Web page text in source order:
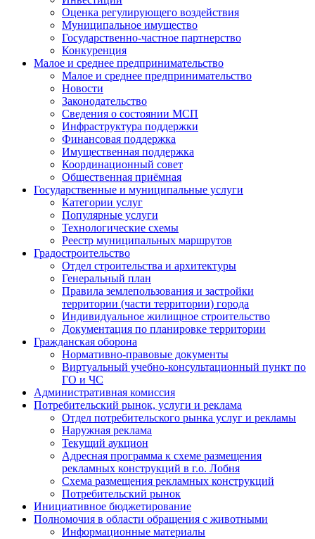
Оценка регулирующего воздействия
Муниципальное имущество
Государственно-частное партнерство
Конкуренция
Малое и среднее предпринимательство
Малое и среднее предпринимательство
Новости
Законодательство
Сведения о состоянии МСП
Инфраструктура поддержки
Финансовая поддержка
Имущественная поддержка
Координационный совет
Общественная приёмная
Государственные и муниципальные услуги
Категории услуг
Популярные услуги
Технологические схемы
Реестр муниципальных маршрутов
Градостроительство
Отдел строительства и архитектуры
Генеральный план
Правила землепользования и застройки
территории (части территории) города
Индивидуальное жилищное строительство
Документация по планировке территории
Гражданская оборона
Н​ормативно-правовые документы
Виртуальный учебно-консультационный пункт по
ГО и ЧС
Административная комиссия
Потребительский рынок, услуги и реклама
Отдел потребительского рынка услуг и рекламы
Наружная реклама
Текущий аукцион
Адресная программа к схеме размещения
рекламных конструкций в г.о. Лобня
Схема размещения рекламных конструкций
Потребительский рынок
Инициативное бюджетирование
Полномочия в области обращения с животными
Информационные материалы